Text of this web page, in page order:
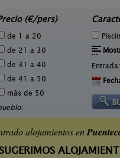
(€/pers)
de 1 a 20
de 21 a 30
de 31 a 40
de 41 a 50
más de 50
Entrada:
alojamientos en